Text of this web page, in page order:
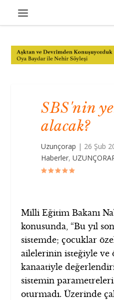
SBS'nin
alacak?
Uzunçorap | 26 Şub
Haberler,
Milli Eğitim Bakanı
konusunda, “Bu yıl
sistemde; çocuklar
ailelerinin isteğiyle
kanaatiyle
sistemin
oturmadı. Üzerinde